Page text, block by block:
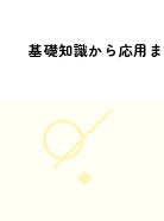
基礎知識から応用